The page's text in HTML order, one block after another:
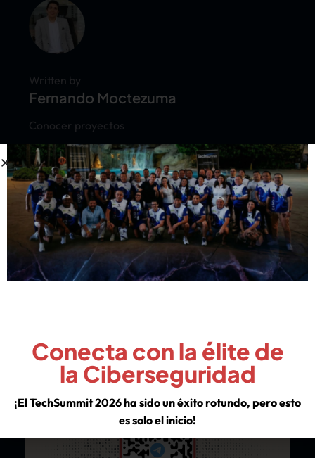
Written by
Fernando Moctezuma
Conocer proyectos
Conecta con la élite de
la Ciberseguridad
¡El TechSummit 2026 ha sido un éxito rotundo, pero esto
es solo el inicio!
Descubre los insights de los líderes de la industria y asegura